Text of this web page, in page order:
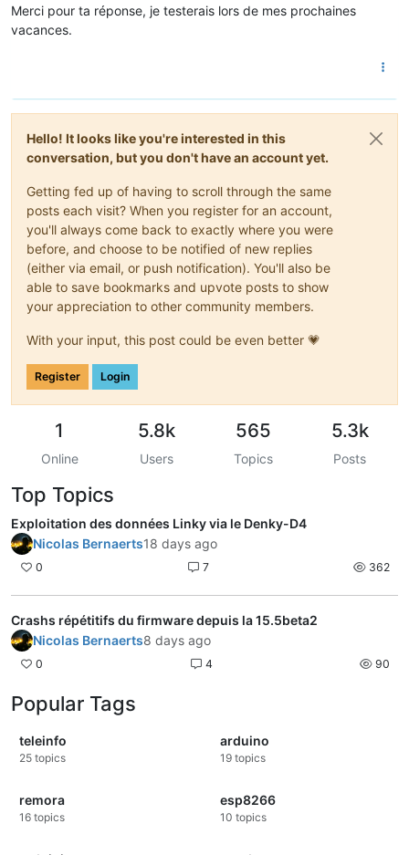
Merci pour ta réponse, je testerais lors de mes prochaines
vacances.
Hello! It looks like you're interested in this
conversation, but you don't have an account yet.
Getting fed up of having to scroll through the same
posts each visit? When you register for an account,
you'll always come back to exactly where you were
before, and choose to be notified of new replies
(either via email, or push notification). You'll also be
able to save bookmarks and upvote posts to show
your appreciation to other community members.
With your input, this post could be even better 💗
Register Login
1
Online
5.8k
Users
565
Topics
5.3k
Posts
Top Topics
Exploitation des données Linky via le Denky-D4
Nicolas Bernaerts18 days ago
0 7 362
Crashs répétitifs du firmware depuis la 15.5beta2
Nicolas Bernaerts8 days ago
0 4 90
Popular Tags
teleinfo
25 topics
arduino
19 topics
remora
16 topics
esp8266
10 topics